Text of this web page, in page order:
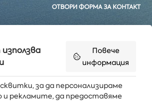
ОТВОРИ ФОРМА ЗА КОНТАКТ
Повече
информация
за да персонализираме
рекламите, да предоставяме